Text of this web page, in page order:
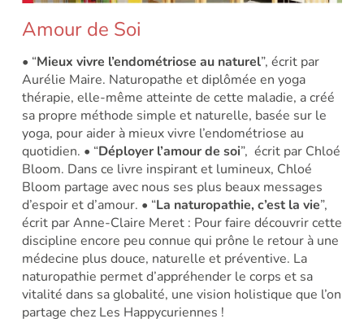
Amour de Soi
• “Mieux vivre l’endométriose au naturel”, écrit par
Aurélie Maire. Naturopathe et diplômée en yoga
thérapie, elle-même atteinte de cette maladie, a créé
sa propre méthode simple et naturelle, basée sur le
yoga, pour aider à mieux vivre l’endométriose au
quotidien. • “Déployer l’amour de soi”, écrit par Chloé
Bloom. Dans ce livre inspirant et lumineux, Chloé
Bloom partage avec nous ses plus beaux messages
d’espoir et d’amour. • “La naturopathie, c’est la vie”,
écrit par Anne-Claire Meret : Pour faire découvrir cette
discipline encore peu connue qui prône le retour à une
médecine plus douce, naturelle et préventive. La
naturopathie permet d’appréhender le corps et sa
vitalité dans sa globalité, une vision holistique que l’on
partage chez Les Happycuriennes !